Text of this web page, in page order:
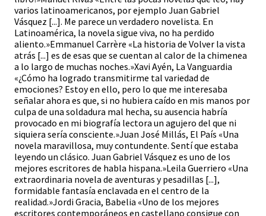
varios latinoamericanos, por ejemplo Juan Gabriel
Vásquez [...]. Me parece un verdadero novelista. En
Latinoamérica, la novela sigue viva, no ha perdido
aliento.»Emmanuel Carrère «La historia de Volver la vista
atrás [...] es de esas que se cuentan al calor de la chimenea
a lo largo de muchas noches.»Xavi Ayén, La Vanguardia
«¿Cómo ha logrado transmitirme tal variedad de
emociones? Estoy en ello, pero lo que me interesaba
señalar ahora es que, si no hubiera caído en mis manos por
culpa de una soldadura mal hecha, su ausencia habría
provocado en mi biografía lectora un agujero del que ni
siquiera sería consciente.»Juan José Millás, El País «Una
novela maravillosa, muy contundente. Sentí que estaba
leyendo un clásico. Juan Gabriel Vásquez es uno de los
mejores escritores de habla hispana.»Leila Guerriero «Una
extraordinaria novela de aventuras y pesadillas [...],
formidable fantasía enclavada en el centro de la
realidad.»Jordi Gracia, Babelia «Uno de los mejores
escritores contemporáneos en castellano consigue con